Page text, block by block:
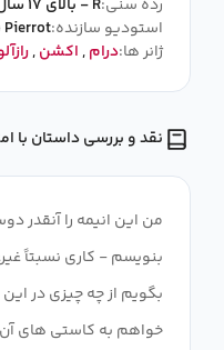
رده سنی:R - بالای ۱۷ سال
استودیو سازنده:Pierrot
ژانر ها:درام,اکشن,
نقد و بررسی داستان با امتیاز 9
من این انیمه را آنقدر
بنویسم - کاری نسبتاً
بگویم از چه چیزی در
خواهم به کاستی های